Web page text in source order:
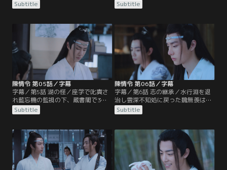
学に参加するため魏無羨、江澄たち
は彩衣鎮の宿に泊まろうとするが、
り切ったため、そのまま雲深不知処
へ向かうことに。宿に招状を忘れ、
取りに戻った魏無羨だったが、日は
暮れ閉まっていた山門から無断で潜
入したため…。
Subtitle
をしてばかりで講義に身の入らない
魏無羨だったが、そこへ温氏の次男
てくる。温氏の宗主であり仙督の温
若寒が陰鉄の欠片を見つけるよう温
情に命じていたのだった。温情は雲
深不知処の裏山に結界が張られてい
ることに気づく。
Subtitle
陳情令 第05話／字幕
字幕／第5話 湖の怪／座学で叱責さ
れ藍忘機の監視の下、蔵書閣で3日
の筆写の罰を受けた魏無羨。花をつ
けた藍忘機の姿絵と春画を見せ藍忘
彩衣鎮では水の怪が出現し、碧霊湖
で舟に乗った人々を次々と落水させ
ているという事件が起きていた。知
らせを受けた藍氏宗主の藍曦臣
は…。
Subtitle
陳情令 第06話／字幕
字幕／第6話 志の継承／水行淵を退
治し雲深不知処に戻った魏無羨は江
澄たちと酒盛りをするが、その現場
を藍忘機に目撃されてしまう。魏無
るが、すぐに酔い潰れた藍忘機は魏
無羨の部屋で寝てしまう。翌朝、藍
啓仁は大いに怒って魏無羨や藍忘機
に重い罰を与えるのだった。一方、
藍曦臣は…。
Subtitle